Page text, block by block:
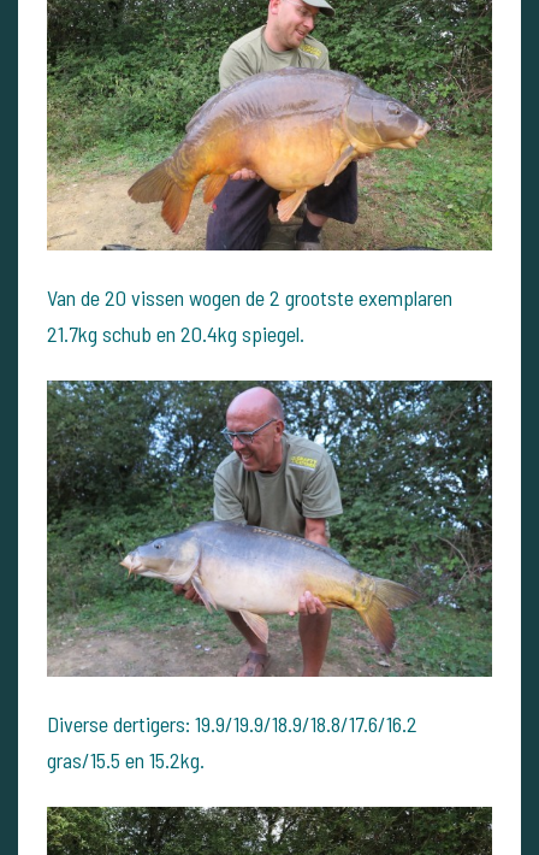
Van de 20 vissen wogen de 2 grootste exemplaren
21.7kg schub en 20.4kg spiegel.
Diverse dertigers: 19.9/19.9/18.9/18.8/17.6/16.2
gras/15.5 en 15.2kg.